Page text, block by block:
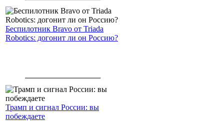
Беспилотник Bravo от Triada
Robotics: догонит ли он Россию?
Трамп и сигнал России: вы
побеждаете